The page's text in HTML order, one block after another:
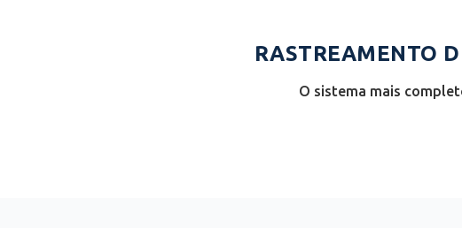
RASTREAMENTO
O sistema mais